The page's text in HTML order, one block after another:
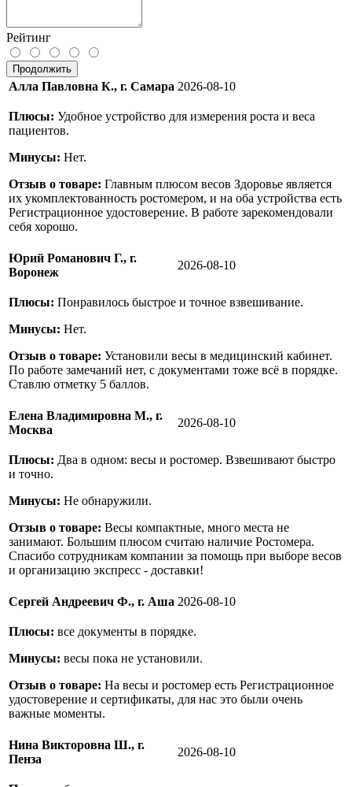
Рейтинг
Продолжить
Алла Павловна К., г. Самара 2026-08-10
Плюсы: Удобное устройство для измерения роста и веса
пациентов.
Минусы: Нет.
Отзыв о товаре: Главным плюсом весов Здоровье является
их укомплектованность ростомером, и на оба устройства есть
Регистрационное удостоверение. В работе зарекомендовали
себя хорошо.
Юрий Романович Г., г.
Воронеж
2026-08-10
Плюсы: Понравилось быстрое и точное взвешивание.
Минусы: Нет.
Отзыв о товаре: Установили весы в медицинский кабинет.
По работе замечаний нет, с документами тоже всё в порядке.
Ставлю отметку 5 баллов.
Елена Владимировна М., г.
Москва
2026-08-10
Плюсы: Два в одном: весы и ростомер. Взвешивают быстро
и точно.
Минусы: Не обнаружили.
Отзыв о товаре: Весы компактные, много места не
занимают. Большим плюсом считаю наличие Ростомера.
Спасибо сотрудникам компании за помощь при выборе весов
и организацию экспресс - доставки!
Сергей Андреевич Ф., г. Аша 2026-08-10
Плюсы: все документы в порядке.
Минусы: весы пока не установили.
Отзыв о товаре: На весы и ростомер есть Регистрационное
удостоверение и сертификаты, для нас это были очень
важные моменты.
Нина Викторовна Ш., г.
Пенза
2026-08-10